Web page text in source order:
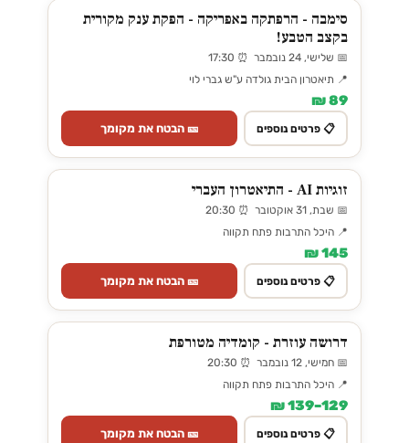
סימבה - הרפתקה באפריקה - הפקת ענק מקורית
בקצב הטבע!
📅 שלישי, 24 נובמבר ⏰ 17:30
📍 תיאטרון הבית גולדה ע"ש גברי לוי
89 ₪
📋 פרטים נוספים 🎫 הבטח את מקומך
זוגיות AI - התיאטרון העברי
📅 שבת, 31 אוקטובר ⏰ 20:30
📍 היכל התרבות פתח תקווה
145 ₪
📋 פרטים נוספים 🎫 הבטח את מקומך
דרושה עוזרת - קומדיה מטורפת
📅 חמישי, 12 נובמבר ⏰ 20:30
📍 היכל התרבות פתח תקווה
129–139 ₪
📋 פרטים נוספים 🎫 הבטח את מקומך